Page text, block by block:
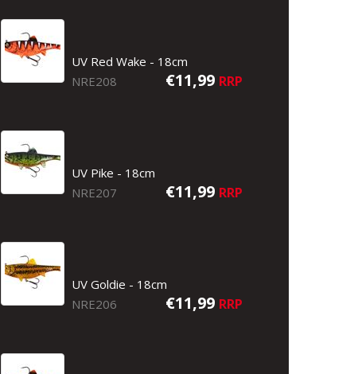
UV Red Wake - 18cm
NRE208
€11,99 RRP
UV Pike - 18cm
NRE207
€11,99 RRP
UV Goldie - 18cm
NRE206
€11,99 RRP